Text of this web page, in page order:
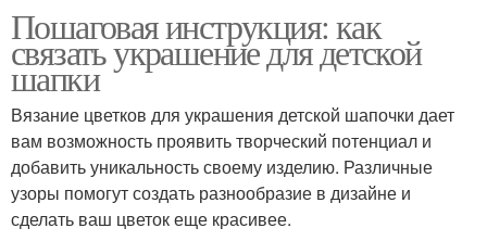
Пошаговая инструкция: как
связать украшение для детской
шапки
Вязание цветков для украшения детской шапочки дает
вам возможность проявить творческий потенциал и
добавить уникальность своему изделию. Различные
узоры помогут создать разнообразие в дизайне и
сделать ваш цветок еще красивее.